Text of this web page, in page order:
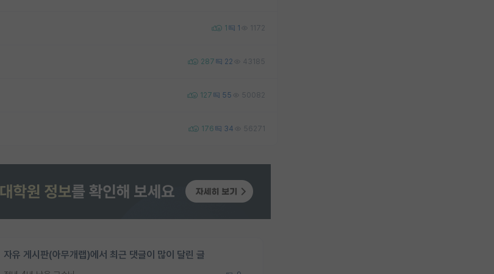
1 1 1172
287 22 43185
127 55 50082
176 34 56271
자유 게시판(아무개랩)에서 최근 댓글이 많이 달린 글